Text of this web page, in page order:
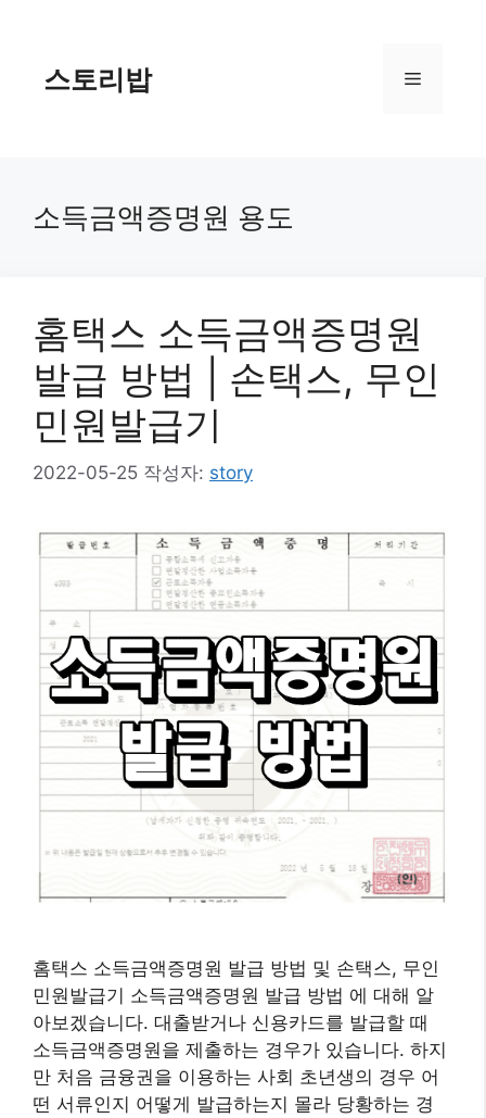
스토리밥 메
소득금액증명원 용도
홈택스 소득금액증명원
발급 방법 | 손택스, 무인
민원발급기
2022-05-25 작성자: story
홈택스 소득금액증명원 발급 방법 및 손택스, 무인
민원발급기 소득금액증명원 발급 방법 에 대해 알
아보겠습니다. 대출받거나 신용카드를 발급할 때
소득금액증명원을 제출하는 경우가 있습니다. 하지
만 처음 금융권을 이용하는 사회 초년생의 경우 어
떤 서류인지 어떻게 발급하는지 몰라 당황하는 경